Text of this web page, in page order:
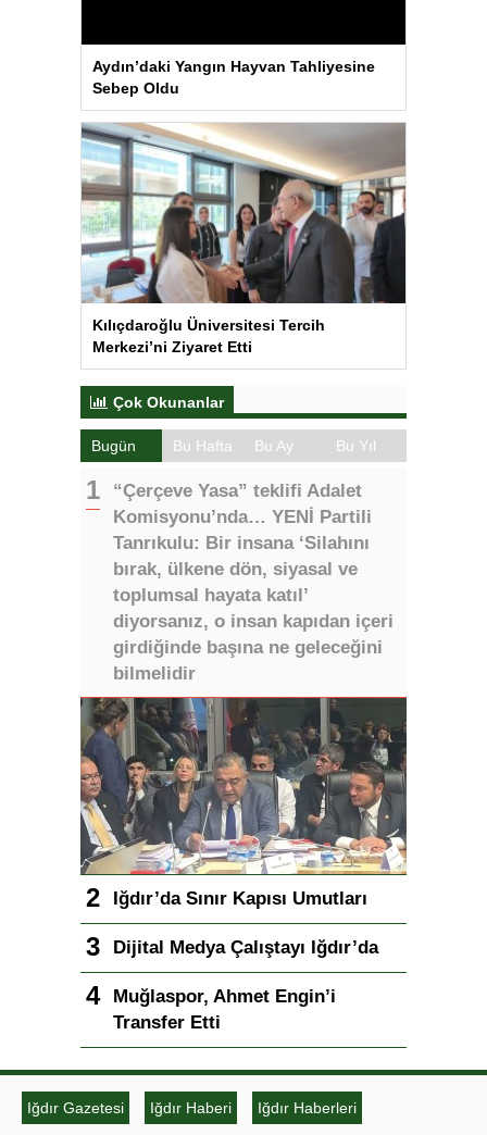
Aydın’daki Yangın Hayvan Tahliyesine
Sebep Oldu
Kılıçdaroğlu Üniversitesi Tercih
Merkezi’ni Ziyaret Etti
Çok Okunanlar
Bugün Bu Hafta Bu Ay Bu Yıl
“Çerçeve Yasa” teklifi Adalet
Komisyonu’nda… YENİ Partili
Tanrıkulu: Bir insana ‘Silahını
bırak, ülkene dön, siyasal ve
toplumsal hayata katıl’
diyorsanız, o insan kapıdan içeri
girdiğinde başına ne geleceğini
bilmelidir
Iğdır’da Sınır Kapısı Umutları
Dijital Medya Çalıştayı Iğdır’da
Muğlaspor, Ahmet Engin’i
Transfer Etti
Iğdır Gazetesi Iğdır Haberi Iğdır Haberleri